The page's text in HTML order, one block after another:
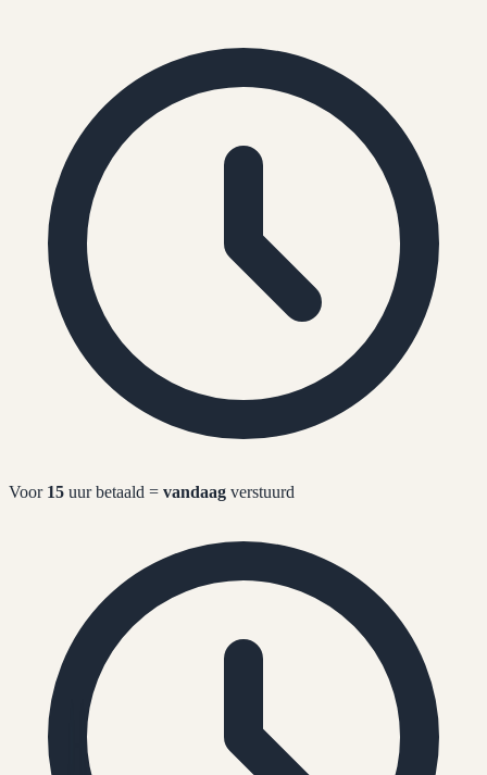
Voor 15 uur betaald = vandaag verstuurd